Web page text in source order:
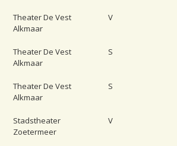
Theater De Vest
Alkmaar
V
Theater De Vest
Alkmaar
S
Theater De Vest
Alkmaar
S
Stadstheater
Zoetermeer
V